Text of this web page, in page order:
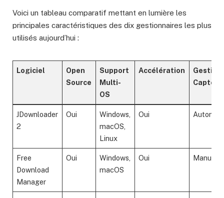
Voici un tableau comparatif mettant en lumière les
principales caractéristiques des dix gestionnaires les plus
utilisés aujourd’hui :
Logiciel
Open
Source
Support
Multi-
OS
Accélération
Gestion
Captcha
JDownloader
2
Oui
Windows,
macOS,
Linux
Oui
Free
Download
Manager
Oui
Windows,
macOS
Oui Manuel